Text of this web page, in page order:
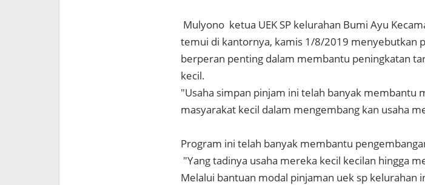
Mulyono ketua UEK SP kelurahan Bumi Ayu
temui di kantornya, kamis 1/8/2019 menyebutkan
berperan penting dalam membantu peningkatan
kecil.
"Usaha simpan pinjam ini telah banyak membantu
masyarakat kecil dalam mengembang kan usaha
Program ini telah banyak membantu
"Yang tadinya usaha mereka kecil kecilan hingga
Melalui bantuan modal pinjaman uek sp kelurahan